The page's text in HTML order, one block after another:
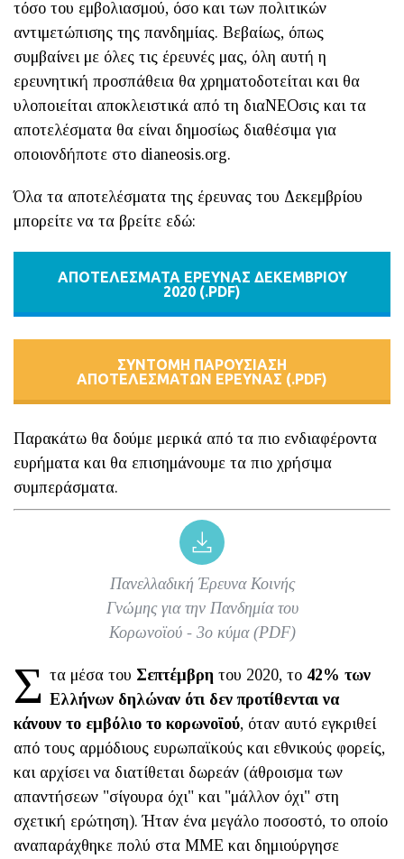
τόσο του εμβολιασμού, όσο και των πολιτικών
αντιμετώπισης της πανδημίας. Βεβαίως, όπως
συμβαίνει με όλες τις έρευνές μας, όλη αυτή η
ερευνητική προσπάθεια θα χρηματοδοτείται και θα
υλοποιείται αποκλειστικά από τη διαΝΕΟσις και τα
αποτελέσματα θα είναι δημοσίως διαθέσιμα για
οποιονδήποτε στο dianeosis.org.
Όλα τα αποτελέσματα της έρευνας του Δεκεμβρίου
μπορείτε να τα βρείτε εδώ:
ΑΠΟΤΕΛΕΣΜΑΤΑ ΕΡΕΥΝΑΣ ΔΕΚΕΜΒΡΙΟΥ
2020 (.PDF)
ΣΥΝΤΟΜΗ ΠΑΡΟΥΣΙΑΣΗ
ΑΠΟΤΕΛΕΣΜΑΤΩΝ ΕΡΕΥΝΑΣ (.PDF)
Παρακάτω θα δούμε μερικά από τα πιο ενδιαφέροντα
ευρήματα και θα επισημάνουμε τα πιο χρήσιμα
συμπεράσματα.
Πανελλαδική Έρευνα Κοινής
Γνώμης για την Πανδημία του
Κορωνοϊού - 3ο κύμα (PDF)
Σ τα μέσα του Σεπτέμβρη του 2020, το 42% των
Ελλήνων δηλώναν ότι δεν προτίθενται να
κάνουν το εμβόλιο το κορωνοϊού, όταν αυτό εγκριθεί
από τους αρμόδιους ευρωπαϊκούς και εθνικούς φορείς,
και αρχίσει να διατίθεται δωρεάν (άθροισμα των
απαντήσεων "σίγουρα όχι" και "μάλλον όχι" στη
σχετική ερώτηση). Ήταν ένα μεγάλο ποσοστό, το οποίο
αναπαράχθηκε πολύ στα ΜΜΕ και δημιούργησε